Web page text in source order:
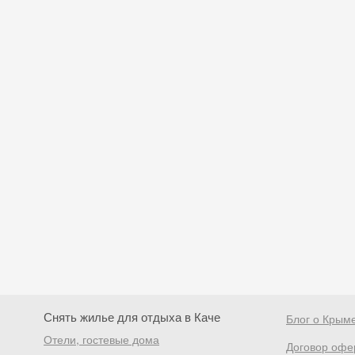
Снять жилье для отдыха в Каче
Отели, гостевые дома
Блог о
Договор